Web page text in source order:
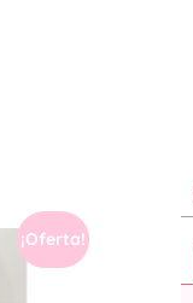
¡Oferta!